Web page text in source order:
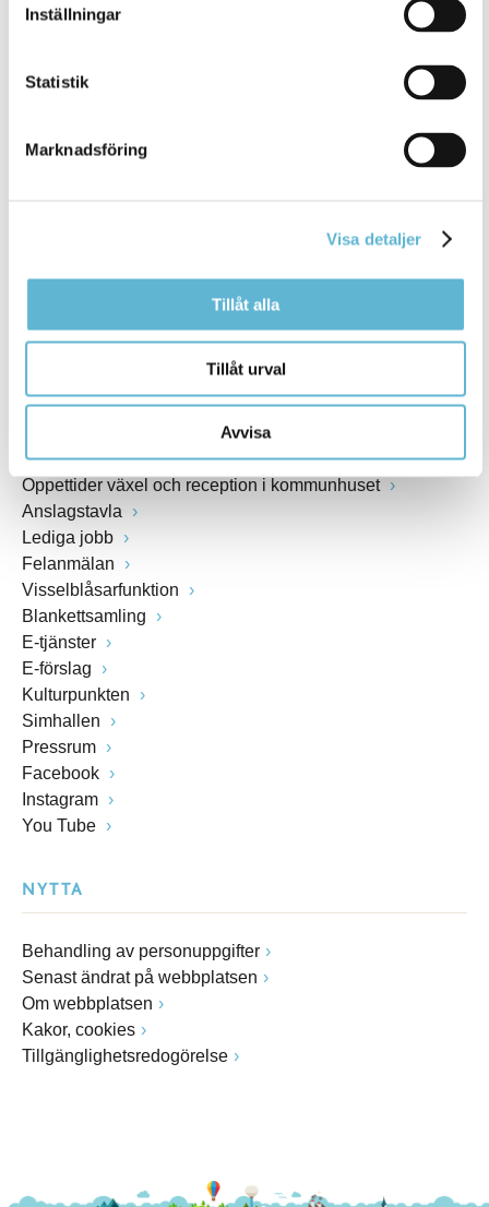
Inställningar
Statistik
Marknadsföring
Visa detaljer
Tillåt alla
Tillåt urval
Avvisa
KONTAKT
Besöksadress
Box 18, 295 21 Bromölla
Fax: 0456-82 22 00
Öppettider växel och reception i kommunhuset
Anslagstavla
Lediga jobb
Felanmälan
Visselblåsarfunktion
Blankettsamling
E-tjänster
E-förslag
Kulturpunkten
Simhallen
Pressrum
Facebook
Instagram
You Tube
NYTTA
Behandling av personuppgifter
Senast ändrat på webbplatsen
Om webbplatsen
Kakor, cookies
Tillgänglighetsredogörelse